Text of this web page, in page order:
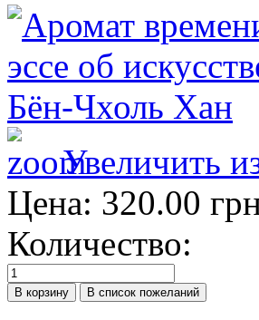
Увеличить
Цена: 320.00
Количество: